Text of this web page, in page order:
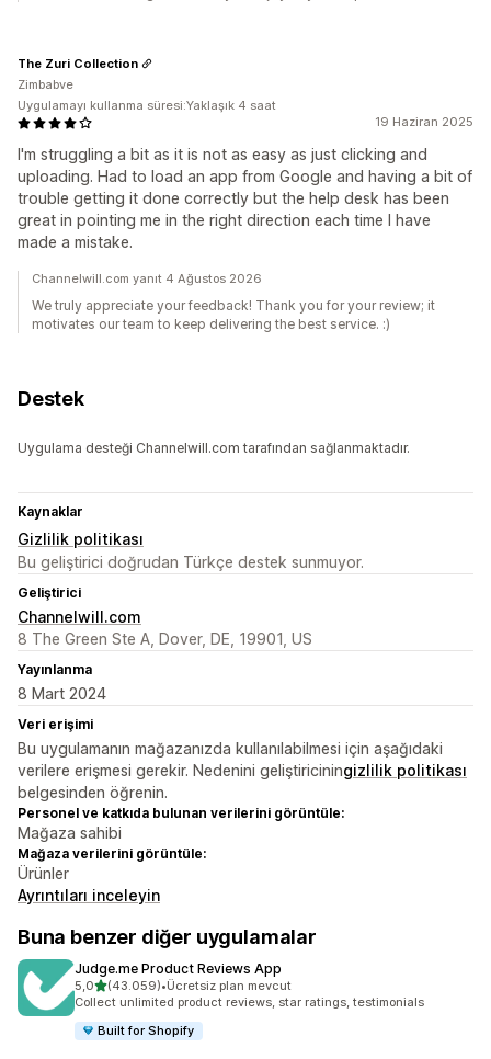
19 Haziran 2025
I'm struggling a bit as it is not as easy as just clicking and
uploading. Had to load an app from Google and having a bit of
trouble getting it done correctly but the help desk has been
great in pointing me in the right direction each time I have
made a mistake.
The Zuri Collection
Zimbabve
Uygulamayı kullanma süresi:Yaklaşık 4 saat
Channelwill.com yanıt 4 Ağustos 2026
We truly appreciate your feedback! Thank you for your review; it
motivates our team to keep delivering the best service. :)
Destek
Uygulama desteği Channelwill.com tarafından sağlanmaktadır.
Kaynaklar
Gizlilik politikası
Bu geliştirici doğrudan Türkçe destek sunmuyor.
Geliştirici
Channelwill.com
8 The Green Ste A, Dover, DE, 19901, US
Yayınlanma
8 Mart 2024
Veri erişimi
Bu uygulamanın mağazanızda kullanılabilmesi için aşağıdaki
verilere erişmesi gerekir. Nedenini geliştiriciningizlilik politikası
belgesinden öğrenin.
Personel ve katkıda bulunan verilerini görüntüle:
Mağaza sahibi
Mağaza verilerini görüntüle:
Ürünler
Ayrıntıları inceleyin
Buna benzer diğer uygulamalar
Judge.me Product Reviews App
5,05 yıldız üzerinden
(43.059)
toplam 43059 değerlendirme
•Ücretsiz plan mevcut
Collect unlimited product reviews, star ratings, testimonials
Built for Shopify